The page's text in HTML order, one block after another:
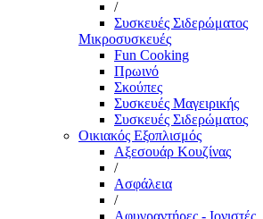
/
Συσκευές Σιδερώματος
Μικροσυσκευές
Fun Cooking
Πρωινό
Σκούπες
Συσκευές Μαγειρικής
Συσκευές Σιδερώματος
Οικιακός Εξοπλισμός
Αξεσουάρ Κουζίνας
/
Ασφάλεια
/
Αφυγραντήρες - Ιονιστές